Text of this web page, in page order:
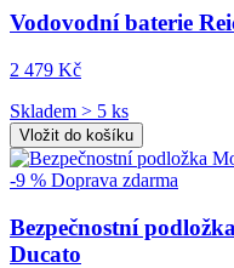
Vodovodní baterie
2 479 Kč
Skladem > 5 ks
Vložit do košíku
-9 % Doprava zdarma
Bezpečnostní
Ducato